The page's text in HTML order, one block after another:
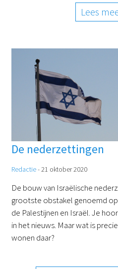
Lees
De nederzettingen
Redactie-21 oktober 2020
De bouw van Israëlische
grootste obstakel genoemd
de Palestijnen en Israël. Je
in het nieuws. Maar wat is
wonen daar?